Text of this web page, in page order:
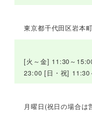
東京都千代田区岩本
[火～金] 11:30～
23:00 [日・祝] 11:30
月曜日(祝日の場合は